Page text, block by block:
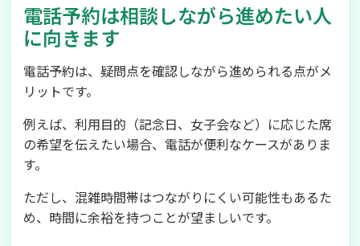
電話予約は相談しながら進めたい人
に向きます
電話予約は、疑問点を確認しながら進められる点がメ
リットです。
例えば、利用目的（記念日、女子会など）に応じた席
の希望を伝えたい場合、電話が便利なケースがありま
す。
ただし、混雑時間帯はつながりにくい可能性もあるた
め、時間に余裕を持つことが望ましいです。